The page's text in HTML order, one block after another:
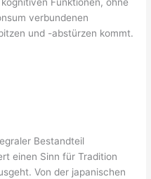
verbundenen
und -abstürzen kommt.
Bestandteil
einen Sinn für Tradition
Von der japanischen